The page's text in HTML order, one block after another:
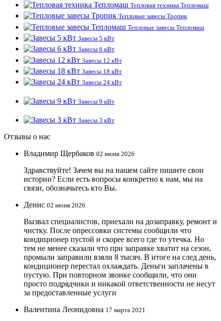
Тепловая техника Тепломаш
Тепловые завесы Тропик
Тепловые завесы Тепломаш
Завесы 5 кВт
Завесы 6 кВт
Завесы 12 кВт
Завесы 18 кВт
Завесы 24 кВт
Завесы 9 кВт
Завесы 3 кВт
Отзывы о нас
Владимир Щербаков 02 июня 2026
Здравствуйте! Зачем вы на нашем сайте пишите свои
истории? Если есть вопросы конкретно к нам, мы на
связи, обозначьтесь кто Вы.
Денис 02 июня 2026
Вызвал специалистов, приехали на дозаправку, ремонт и
чистку. После опрессовки системы сообщили что
кондиционер пустой и скорее всего где то утечка. Но
тем не менее сказали что при заправке хватит на сезон,
промыли заправили взяли 8 тысяч. В итоге на след день,
кондиционер перестал охлаждать. Деньги заплачены в
пустую. При повторном звонке сообщили, что они
просто подрядчики и никакой ответственности не несут
за предоставленные услуги
Валентина Леонидовна 17 марта 2021